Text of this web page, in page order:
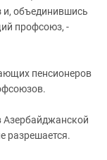
и, объединившись
профсоюз, -
пенсионеров
Азербайджанской
разрешается.